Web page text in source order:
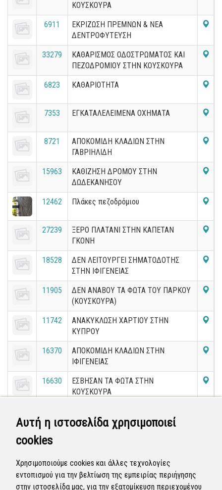
Αυτή η ιστοσελίδα χρησιμοποιεί
cookies
Χρησιμοποιούμε cookies και άλλες τεχνολογίες
εντοπισμού για την βελτίωση της εμπειρίας περιήγησης
στην ιστοσελίδα μας, για την εξατομίκευση περιεχομένου
ΚΟΥΣΚΟΥΡΑ
6911
ΕΚΡΙΖΩΣΗ ΠΡΕΜΝΩΝ & ΝΕΑ
ΔΕΝΤΡΟΦΥΤΕΥΣΗ
33279
ΚΑΘΑΡΙΣΜΟΣ ΟΔΟΣΤΡΩΜΑΤΟΣ ΚΑΙ
ΠΕΖΟΔΡΟΜΙΟΥ ΣΤΗΝ ΚΟΥΣΚΟΥΡΑ
6823 ΚΑΘΑΡΙΟΤΗΤΑ
7353 ΕΓΚΑΤΑΛΕΛΕΙΜΕΝΑ ΟΧΗΜΑΤΑ
8721
ΑΠΟΚΟΜΙΔΗ ΚΛΑΔΙΩΝ ΣΤΗΝ
ΓΑΒΡΙΗΛΙΔΗ
15963
ΚΑΘΙΖΗΣΗ ΔΡΟΜΟΥ ΣΤΗΝ
ΔΩΔΕΚΑΝΗΣΟΥ
12462 Πλάκες πεζοδρόμιου
27239
ΞΕΡΟ ΠΛΑΤΑΝΙ ΣΤΗΝ ΚΑΠΕΤΑΝ
ΓΚΟΝΗ
18528
ΔΕΝ ΛΕΙΤΟΥΡΓΕΙ ΣΗΜΑΤΟΔΟΤΗΣ
ΣΤΗΝ ΙΦΙΓΕΝΕΙΑΣ
11905
ΔΕΝ ΑΝΑΒΟΥ ΤΑ ΦΩΤΑ ΤΟΥ ΠΑΡΚΟΥ
(ΚΟΥΣΚΟΥΡΑ)
11742
ΑΝΑΚΥΚΛΩΣΗ ΧΑΡΤΙΟΥ ΣΤΗΝ
ΚΥΠΡΟΥ
16370
ΑΠΟΚΟΜΙΔΗ ΚΛΑΔΙΩΝ ΣΤΗΝ
ΙΦΙΓΕΝΕΙΑΣ
16630
ΕΣΒΗΣΑΝ ΤΑ ΦΩΤΑ ΣΤΗΝ
ΚΟΥΣΚΟΥΡΑ
Κ.ΓΚΟΝΗ
11388
« 11 12 13 14 15 16 17 18 19